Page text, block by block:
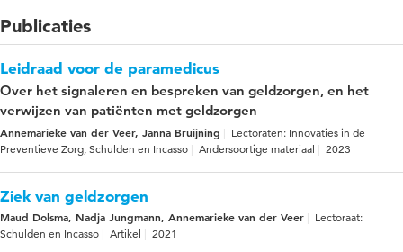
Publicaties
Leidraad voor de paramedicus
Over het signaleren en bespreken van geldzorgen, en het
verwijzen van patiënten met geldzorgen
Annemarieke van der Veer, Janna Bruijning
Lectoraten: Innovaties in de
Preventieve Zorg, Schulden en Incasso
Andersoortige materiaal 2023
Ziek van geldzorgen
Maud Dolsma, Nadja Jungmann, Annemarieke van der Veer
Lectoraat:
Schulden en Incasso
Artikel 2021